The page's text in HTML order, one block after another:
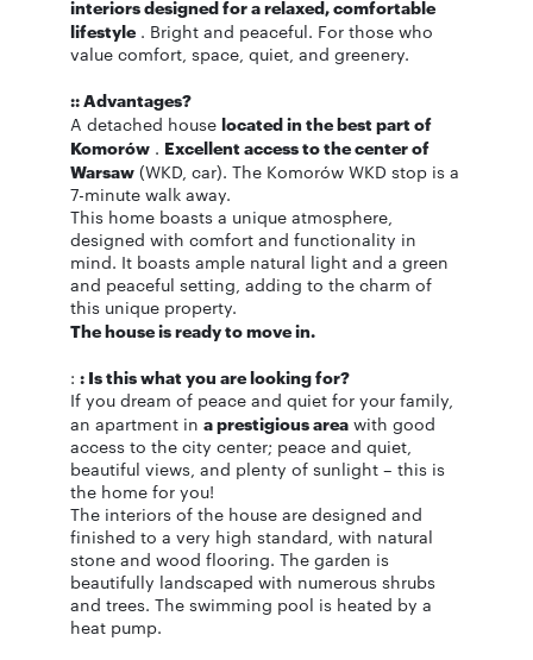
interiors designed for a relaxed, comfortable
lifestyle . Bright and peaceful. For those who
value comfort, space, quiet, and greenery.
:: Advantages?
A detached house located in the best part of
Komorów . Excellent access to the center of
Warsaw (WKD, car). The Komorów WKD stop is a
7-minute walk away.
This home boasts a unique atmosphere,
designed with comfort and functionality in
mind. It boasts ample natural light and a green
and peaceful setting, adding to the charm of
this unique property.
The house is ready to move in.
: : Is this what you are looking for?
If you dream of peace and quiet for your family,
an apartment in a prestigious area with good
access to the city center; peace and quiet,
beautiful views, and plenty of sunlight – this is
the home for you!
The interiors of the house are designed and
finished to a very high standard, with natural
stone and wood flooring. The garden is
beautifully landscaped with numerous shrubs
and trees. The swimming pool is heated by a
heat pump.